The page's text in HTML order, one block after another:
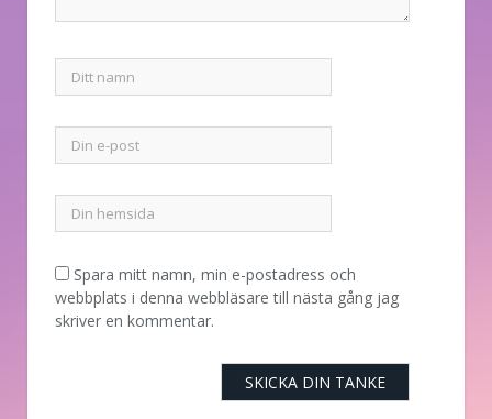
Spara mitt namn, min e-postadress och
webbplats i denna webbläsare till nästa gång jag
skriver en kommentar.